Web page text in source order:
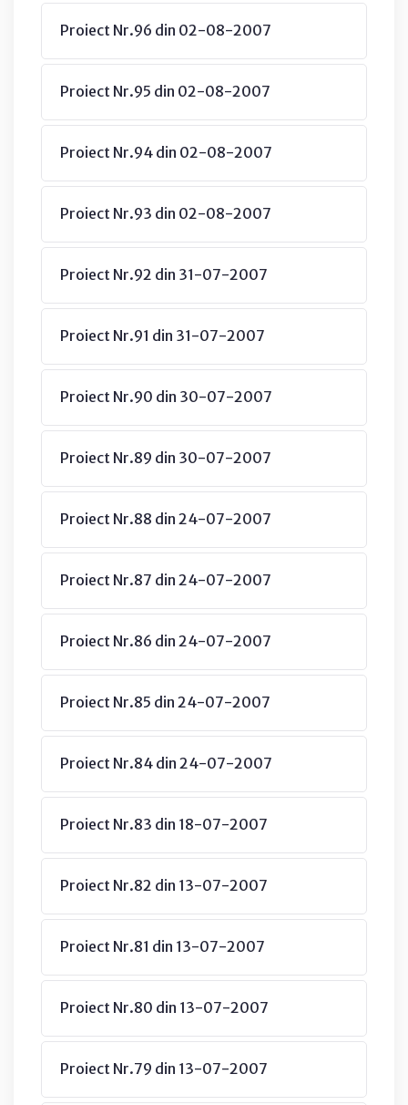
Proiect Nr.96 din 02-08-2007
Proiect Nr.95 din 02-08-2007
Proiect Nr.94 din 02-08-2007
Proiect Nr.93 din 02-08-2007
Proiect Nr.92 din 31-07-2007
Proiect Nr.91 din 31-07-2007
Proiect Nr.90 din 30-07-2007
Proiect Nr.89 din 30-07-2007
Proiect Nr.88 din 24-07-2007
Proiect Nr.87 din 24-07-2007
Proiect Nr.86 din 24-07-2007
Proiect Nr.85 din 24-07-2007
Proiect Nr.84 din 24-07-2007
Proiect Nr.83 din 18-07-2007
Proiect Nr.82 din 13-07-2007
Proiect Nr.81 din 13-07-2007
Proiect Nr.80 din 13-07-2007
Proiect Nr.79 din 13-07-2007